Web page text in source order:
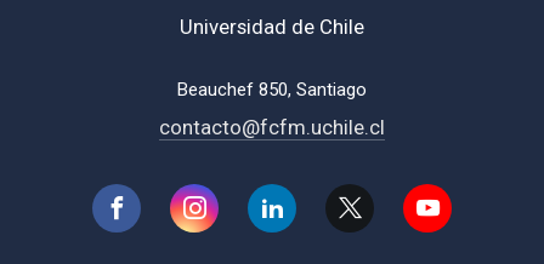
Universidad de Chile
Beauchef 850, Santiago
contacto@fcfm.uchile.cl